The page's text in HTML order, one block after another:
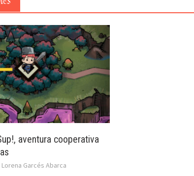
aventura cooperativa
Lorena Garcés Abarca